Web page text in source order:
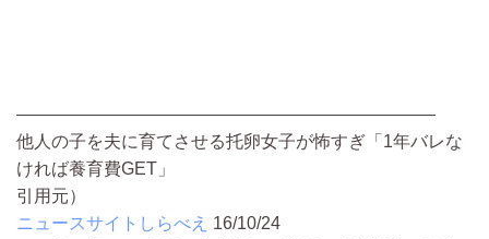
————————————————————————
他人の子を夫に育てさせる托卵女子が怖すぎ「1年バレな
ければ養育費GET」
引用元）
ニュースサイトしらべえ 16/10/24